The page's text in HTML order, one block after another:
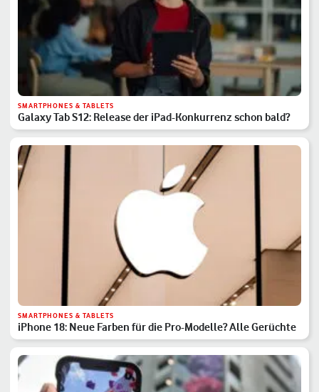
SMARTPHONES & TABLETS
Galaxy Tab S12: Release der iPad-Konkurrenz schon bald?
SMARTPHONES & TABLETS
iPhone 18: Neue Farben für die Pro-Modelle? Alle Gerüchte